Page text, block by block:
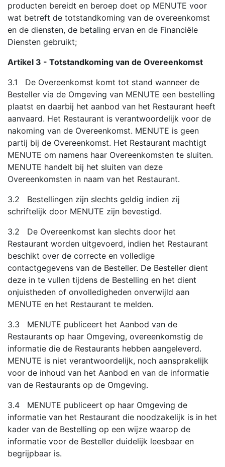
producten bereidt en beroep doet op MENUTE voor
wat betreft de totstandkoming van de overeenkomst
en de diensten, de betaling ervan en de Financiële
Diensten gebruikt;
Artikel 3 - Totstandkoming van de Overeenkomst
3.1 De Overeenkomst komt tot stand wanneer de
Besteller via de Omgeving van MENUTE een bestelling
plaatst en daarbij het aanbod van het Restaurant heeft
aanvaard. Het Restaurant is verantwoordelijk voor de
nakoming van de Overeenkomst. MENUTE is geen
partij bij de Overeenkomst. Het Restaurant machtigt
MENUTE om namens haar Overeenkomsten te sluiten.
MENUTE handelt bij het sluiten van deze
Overeenkomsten in naam van het Restaurant.
3.2 Bestellingen zijn slechts geldig indien zij
schriftelijk door MENUTE zijn bevestigd.
3.2 De Overeenkomst kan slechts door het
Restaurant worden uitgevoerd, indien het Restaurant
beschikt over de correcte en volledige
contactgegevens van de Besteller. De Besteller dient
deze in te vullen tijdens de Bestelling en het dient
onjuistheden of onvolledigheden onverwijld aan
MENUTE en het Restaurant te melden.
3.3 MENUTE publiceert het Aanbod van de
Restaurants op haar Omgeving, overeenkomstig de
informatie die de Restaurants hebben aangeleverd.
MENUTE is niet verantwoordelijk, noch aansprakelijk
voor de inhoud van het Aanbod en van de informatie
van de Restaurants op de Omgeving.
3.4 MENUTE publiceert op haar Omgeving de
informatie van het Restaurant die noodzakelijk is in het
kader van de Bestelling op een wijze waarop de
informatie voor de Besteller duidelijk leesbaar en
begrijpbaar is.